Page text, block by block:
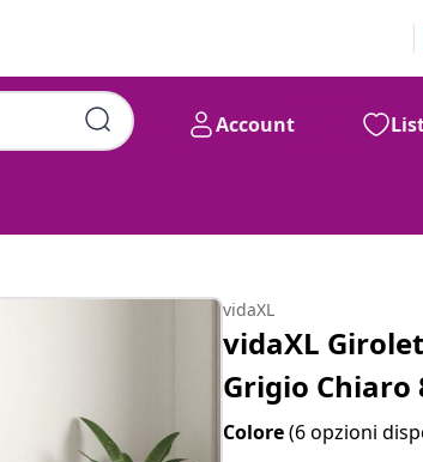
Account
vidaXL
vidaXL
Grigio Chiaro
Colore(6 opzioni